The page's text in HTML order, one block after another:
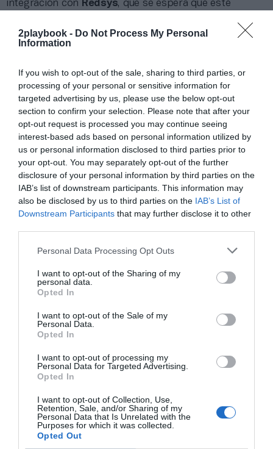
2playbook - Do Not Process My Personal
Information
If you wish to opt-out of the sale, sharing to third parties, or
processing of your personal or sensitive information for
targeted advertising by us, please use the below opt-out
section to confirm your selection. Please note that after your
opt-out request is processed you may continue seeing
interest-based ads based on personal information utilized by
us or personal information disclosed to third parties prior to
your opt-out. You may separately opt-out of the further
disclosure of your personal information by third parties on the
IAB’s list of downstream participants. This information may
also be disclosed by us to third parties on the IAB’s List of
Downstream Participants that may further disclose it to other
Personal Data Processing Opt Outs
I want to opt-out of the Sharing of my
personal data.
Opted In
I want to opt-out of the Sale of my
Personal Data.
Opted In
I want to opt-out of processing my
Personal Data for Targeted Advertising.
Opted In
I want to opt-out of Collection, Use,
Retention, Sale, and/or Sharing of my
Personal Data that Is Unrelated with the
Purposes for which it was collected.
Opted Out
integración con Redsys, que se espera que esté
próximas semanas. Junto con los nuevos terminales de
pago, esta conexión ayudará a los negocios fitness a
presenciales, todo integrado en Virtuagym.
"Con esta ampliación de Virtuagym Pay, queremos
que los pagos presenciales formen parte natural de la
operativa diaria de nuestros clientes", afirmaHugo
Braam, cofundador y consejero delegado de
Virtuagym. "Al conectar terminales, software y pagos
en un único proceso, ayudamos a reducir el trabajo
manual, agilizar los cobros y convertir más
interacciones presenciales en ingresos para el
negocio".
En lugar de ofrecer herramientas aisladas para
pagos, entrenamiento, fidelización y operaciones,
Virtuagym reúne los procesos del negocio en una
solución todo en uno integrada. En este contexto, los
independiente, sino como una parte más de la
servicios, las cuotas, las facturas y las ventas dentro
de la plataforma.
Añadir2Playbookcomo fuente preferida de Google
de forma gratuita
Mantente informado con las últimas noticias de actualidad.
Compartir
Imprimir